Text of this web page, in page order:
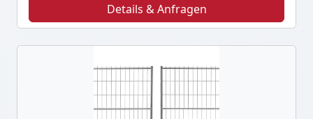
Details & Anfragen